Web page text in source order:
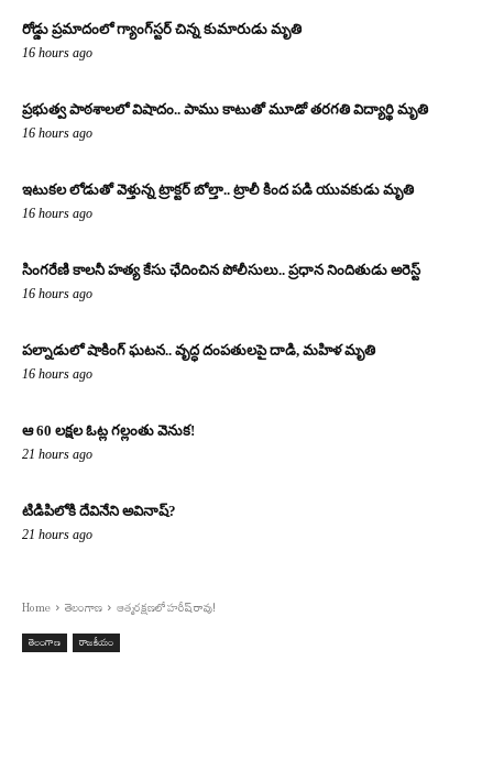
రోడ్డు ప్రమాదంలో గ్యాంగ్‌స్టర్ చిన్న కుమారుడు మృతి
16 hours ago
ప్రభుత్వ పాఠశాలలో విషాదం.. పాము కాటుతో మూడో తరగతి విద్యార్థి మృతి
16 hours ago
ఇటుకల లోడుతో వెళ్తున్న ట్రాక్టర్ బోల్తా.. ట్రాలీ కింద పడి యువకుడు మృతి
16 hours ago
సింగరేణి కాలనీ హత్య కేసు ఛేదించిన పోలీసులు.. ప్రధాన నిందితుడు అరెస్ట్
16 hours ago
పల్నాడులో షాకింగ్ ఘటన.. వృద్ధ దంపతులపై దాడి, మహిళ మృతి
16 hours ago
ఆ 60 లక్షల ఓట్ల గల్లంతు వెనుక!
21 hours ago
టిడిపిలోకి దేవినేని అవినాష్?
21 hours ago